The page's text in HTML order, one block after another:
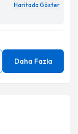
Haritada Göster
Daha Fazla